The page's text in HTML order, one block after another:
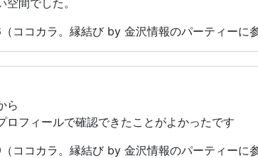
ココカラ。縁結び by 金沢情報のパーティーに参
ら
ロフィールで確認できたことがよかったです
ココカラ。縁結び by 金沢情報のパーティーに参